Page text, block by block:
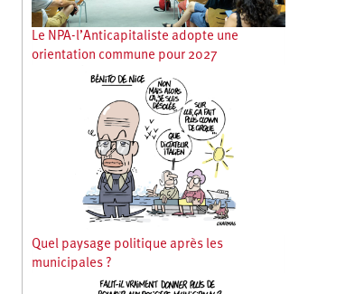
Le NPA-l’Anticapitaliste adopte une
orientation commune pour 2027
Quel paysage politique après les
municipales ?